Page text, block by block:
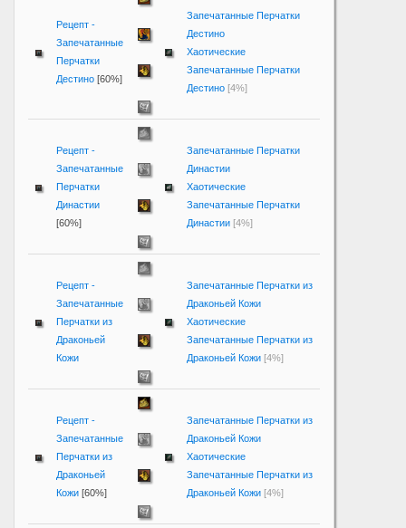
Рецепт -
Запечатанные
Перчатки
Дестино [60%]
Запечатанные Перчатки
Дестино
Хаотические
Запечатанные Перчатки
Дестино [4%]
Рецепт -
Запечатанные
Перчатки
Династии
[60%]
Запечатанные Перчатки
Династии
Хаотические
Запечатанные Перчатки
Династии [4%]
Рецепт -
Запечатанные
Перчатки из
Драконьей
Кожи
Запечатанные Перчатки из
Драконьей Кожи
Хаотические
Запечатанные Перчатки из
Драконьей Кожи [4%]
Рецепт -
Запечатанные
Перчатки из
Драконьей
Кожи [60%]
Запечатанные Перчатки из
Драконьей Кожи
Хаотические
Запечатанные Перчатки из
Драконьей Кожи [4%]